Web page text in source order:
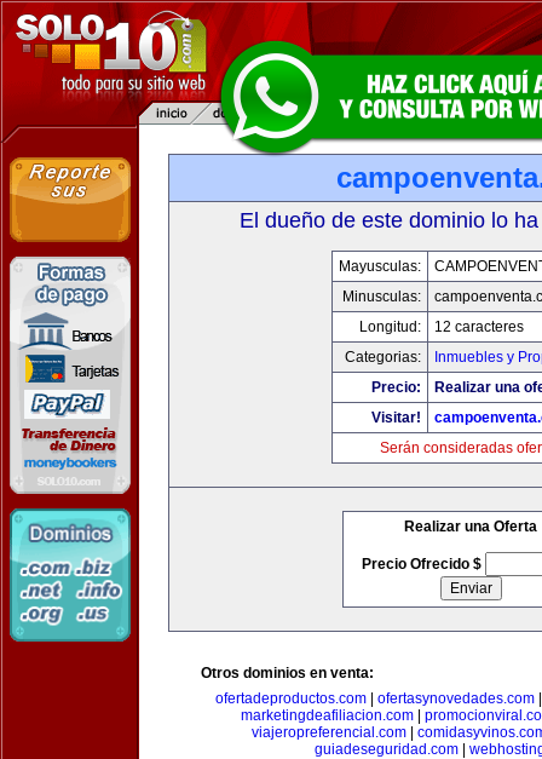
El dueño de este dominio lo
Mayusculas:
Minusculas:
Longitud:
12 caracteres
Categorias:
Inmuebles y
Precio:
Realizar una
Visitar!
Serán consideradas
Realizar una Oferta
Precio Ofrecido $
Otros dominios en venta:
ofertadeproductos.com| ofertasynovedades.com
marketingdeafiliacion.com|
viajeropreferencial.com
guiadeseguridad.com|